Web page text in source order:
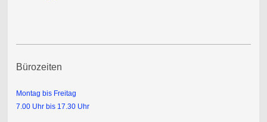
Bürozeiten
Montag bis Freitag
7.00 Uhr bis 17.30 Uhr